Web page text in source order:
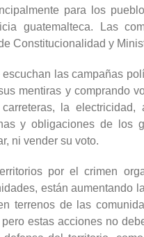
para los
guatemalteca. Las
Constitucionalidad y
las campañas
mentiras y comprando
la
y obligaciones de los
ni vender su voto.
por el crimen
están aumentando
terrenos de las
estas acciones no